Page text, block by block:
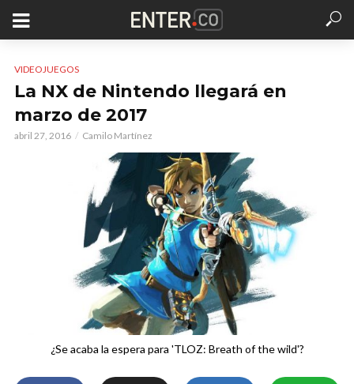
VIDEOJUEGOS
La NX de Nintendo llegará en
marzo de 2017
abril 27, 2016 Camilo Martínez
¿Se acaba la espera para 'TLOZ: Breath of the wild'?